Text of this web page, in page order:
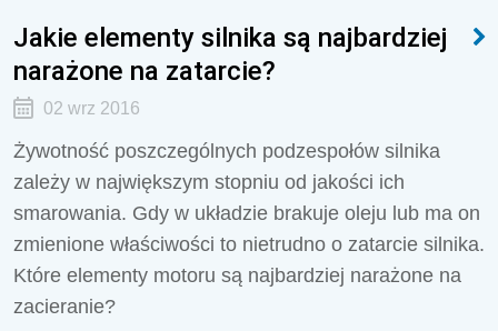
Jakie elementy silnika są najbardziej
narażone na zatarcie?
02 wrz 2016
Żywotność poszczególnych podzespołów silnika
zależy w największym stopniu od jakości ich
smarowania. Gdy w układzie brakuje oleju lub ma on
zmienione właściwości to nietrudno o zatarcie silnika.
Które elementy motoru są najbardziej narażone na
zacieranie?